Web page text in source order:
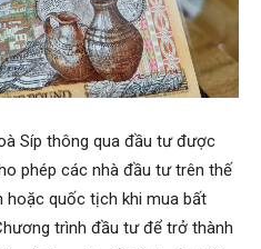
Síp thông qua đầu tư được
phép các nhà đầu tư trên thế
hoặc quốc tịch khi mua bất
trình đầu tư để trở thành